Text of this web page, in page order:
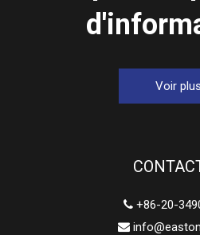
Voir plus
+86-20-
